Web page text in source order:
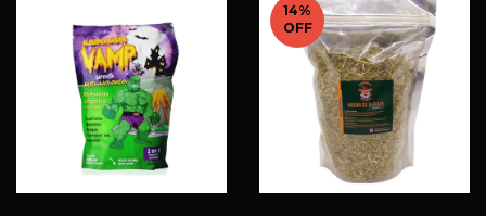
14%
OFF